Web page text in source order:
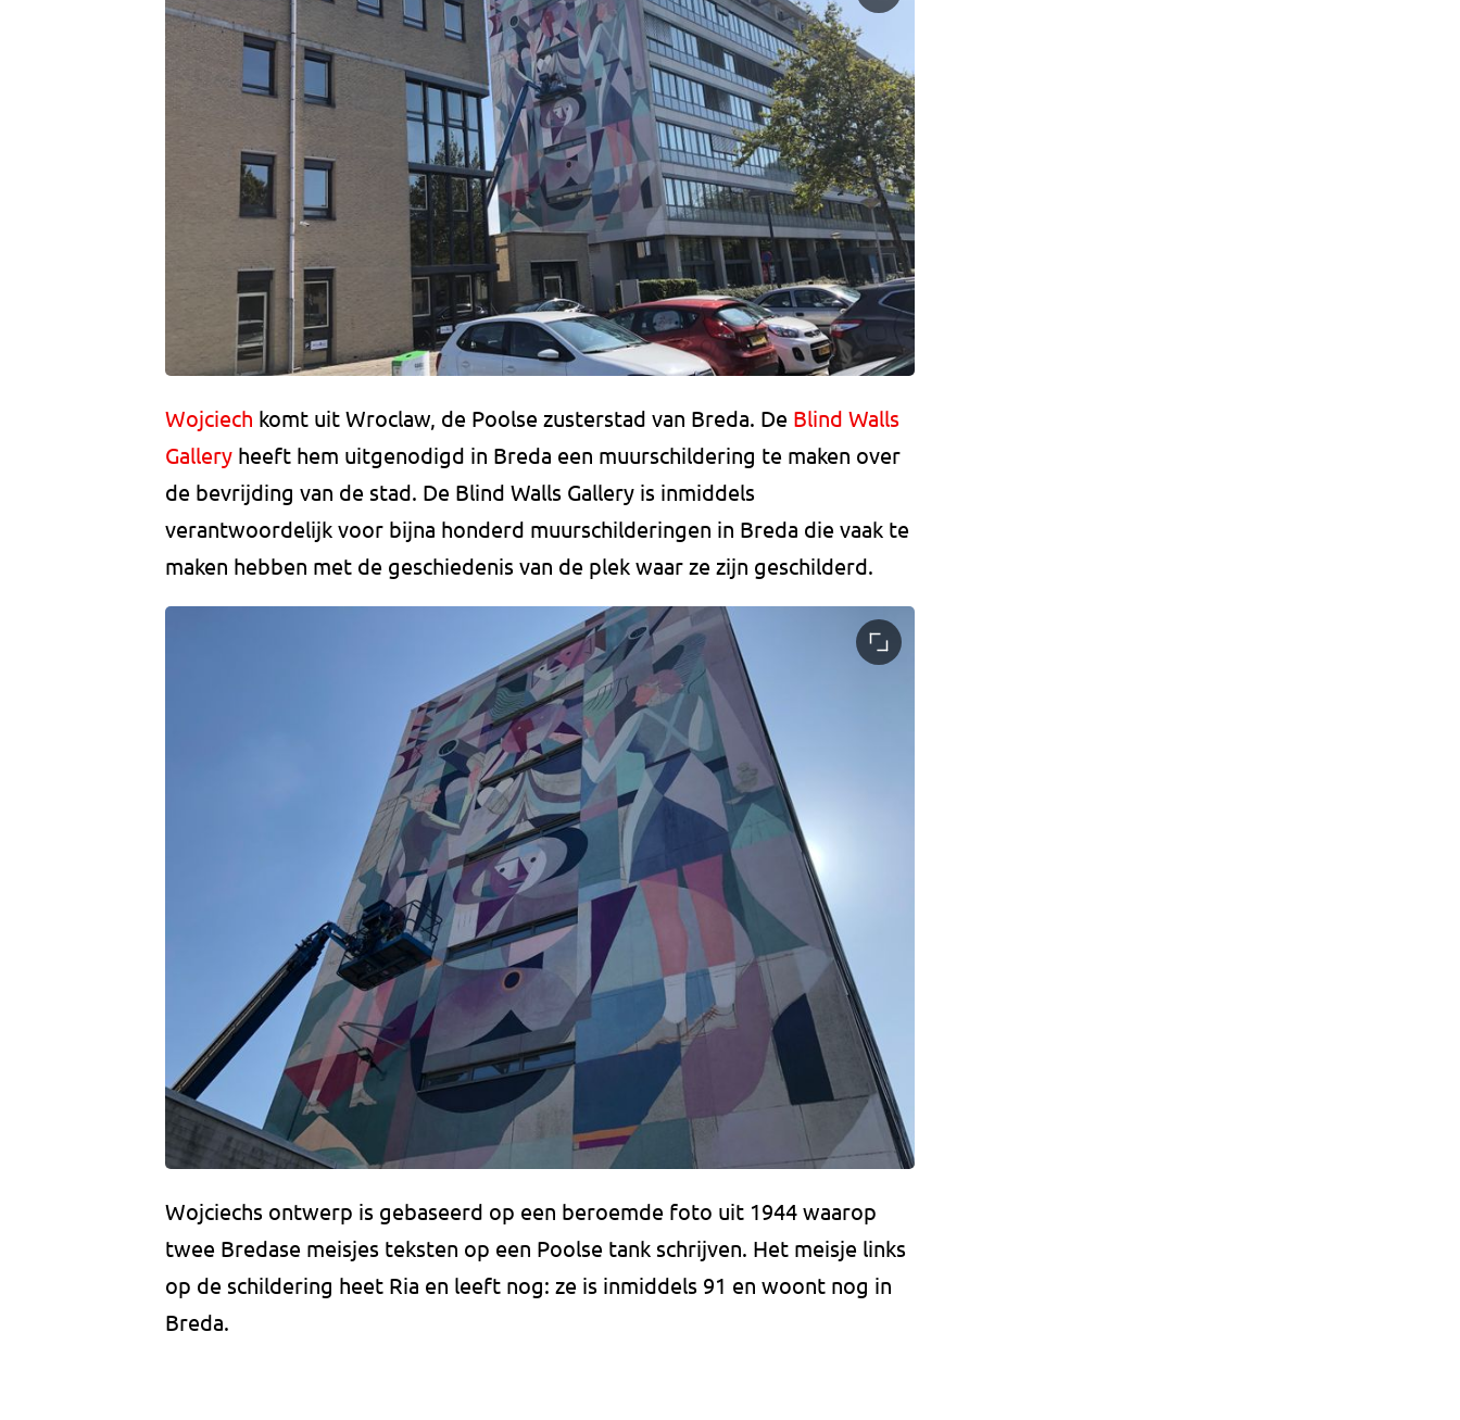
Wojciech komt uit Wroclaw, de Poolse zusterstad van Breda. De Blind Walls
Gallery heeft hem uitgenodigd in Breda een muurschildering te maken over
de bevrijding van de stad. De Blind Walls Gallery is inmiddels
verantwoordelijk voor bijna honderd muurschilderingen in Breda die vaak te
maken hebben met de geschiedenis van de plek waar ze zijn geschilderd.
Wojciechs ontwerp is gebaseerd op een beroemde foto uit 1944 waarop
twee Bredase meisjes teksten op een Poolse tank schrijven. Het meisje links
op de schildering heet Ria en leeft nog: ze is inmiddels 91 en woont nog in
Breda.